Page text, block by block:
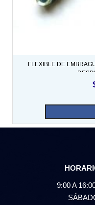
FLEXIBLE DE
9:00 A